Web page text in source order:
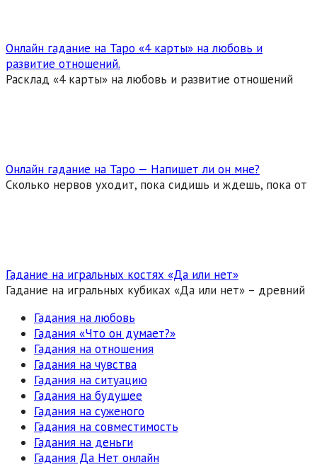
Онлайн гадание на Таро «4 карты» на любовь и
развитие отношений.
Расклад «4 карты» на любовь и развитие отношений
Онлайн гадание на Таро — Напишет ли он мне?
Сколько нервов уходит, пока сидишь и ждешь, пока от
Гадание на игральных костях «Да или нет»
Гадание на игральных кубиках «Да или нет» – древний
Гадания на любовь
Гадания «Что он думает?»
Гадания на отношения
Гадания на чувства
Гадания на ситуацию
Гадания на будущее
Гадания на суженого
Гадания на совместимость
Гадания на деньги
Гадания Да Нет онлайн